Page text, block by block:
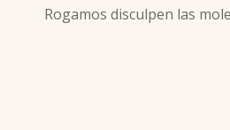
Rogamos disculpen las